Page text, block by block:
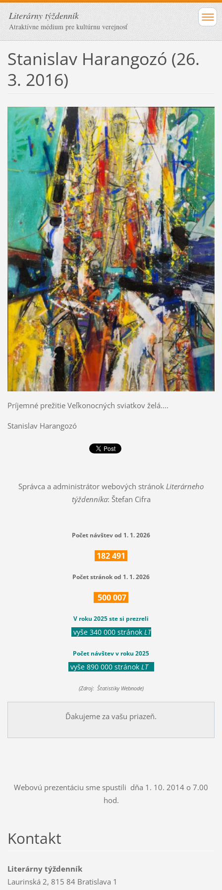
Literárny týždenník
Atraktívne médium pre kultúrnu verejnosť
Stanislav Harangozó (26.
3. 2016)
Príjemné prežitie Veľkonocných sviatkov želá....
Stanislav Harangozó
Správca a administrátor webových stránok Literárneho
týždenníka: Štefan Cifra
Počet návštev od 1. 1. 2026
182491
Počet stránok od 1. 1. 2026
500007
V roku 2025 ste si prezreli
vyše 340 000 stránok LT
Počet návštev v roku 2025
vyše 890 000 stránok LT
(Zdroj: Štatistiky Webnode)
Ďakujeme za vašu priazeň.
Webovú prezentáciu sme spustili dňa 1. 10. 2014 o 7.00
hod.
Kontakt
Literárny týždenník
Laurinská 2, 815 84 Bratislava 1